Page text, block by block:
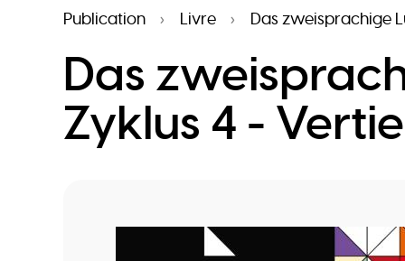
Publication Livre Das zweisprachige
Das
Zyklus 4 -